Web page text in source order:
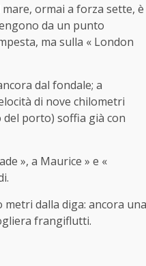
ormai a forza sette, è
da un punto
ma sulla « London
dal fondale; a
di nove chilometri
del porto) soffia già con
», a Maurice » e «
metri dalla diga: ancora una
frangiflutti.